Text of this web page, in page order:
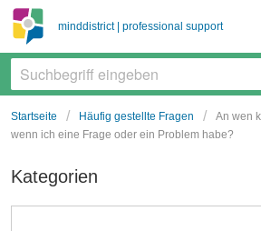
minddistrict | professional support
Startseite Häufig gestellte Fragen
An wen
wenn ich eine Frage oder ein Problem habe?
Kategorien